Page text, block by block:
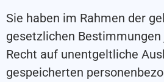
Sie haben im Rahmen der
gesetzlichen
Recht auf unentgeltliche
gespeicherten